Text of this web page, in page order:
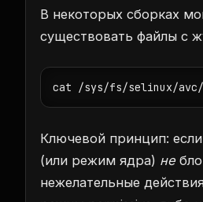
В некоторых сборках
существовать файлы с
cat /sys/fs/selinux/
Ключевой принцип:
(или режим ядра) не
нежелательные